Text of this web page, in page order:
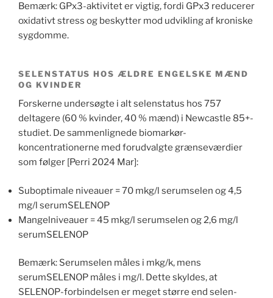
Bemærk: GPx3-aktivitet er vigtig, fordi GPx3 reducerer
oxidativt stress og beskytter mod udvikling af kroniske
sygdomme.
SELENSTATUS HOS ÆLDRE ENGELSKE MÆND
OG KVINDER
Forskerne undersøgte i alt selenstatus hos 757
deltagere (60 % kvinder, 40 % mænd) i Newcastle 85+-
studiet. De sammenlignede biomarkør-
koncentrationerne med forudvalgte grænseværdier
som følger [Perri 2024 Mar]:
Suboptimale niveauer = 70 mkg/l serumselen og 4,5
mg/l serumSELENOP
Mangelniveauer = 45 mkg/l serumselen og 2,6 mg/l
serumSELENOP
Bemærk: Serumselen måles i mkg/k, mens
serumSELENOP måles i mg/l. Dette skyldes, at
SELENOP-forbindelsen er meget større end selen-